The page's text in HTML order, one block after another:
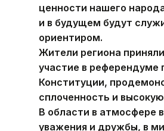
ценности нашего
и в будущем будут
ориентиром.
Жители региона
участие в референдуме
Конституции,
сплоченность и
В области в атмосфере
уважения и дружбы, в